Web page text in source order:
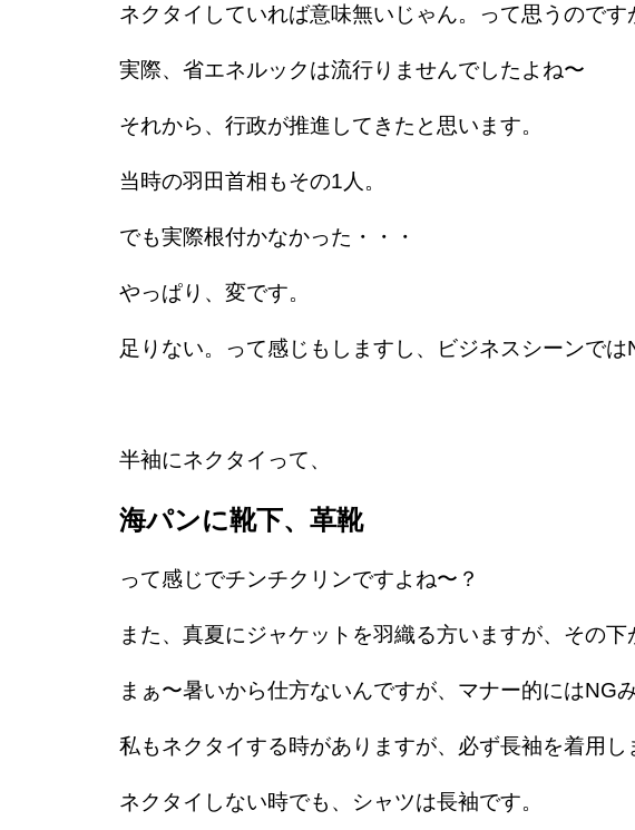
ネクタイしていれば意味無いじゃん。って思うのです
実際、省エネルックは流行りませんでしたよね〜
それから、行政が推進してきたと思います。
当時の羽田首相もその1人。
でも実際根付かなかった・・・
やっぱり、変です。
足りない。って感じもしますし、ビジネスシーンでは
半袖にネクタイって、
海パンに靴下、革靴
って感じでチンチクリンですよね〜？
また、真夏にジャケットを羽織る方いますが、その下
まぁ〜暑いから仕方ないんですが、マナー的にはNG
私もネクタイする時がありますが、必ず長袖を着用し
ネクタイしない時でも、シャツは長袖です。